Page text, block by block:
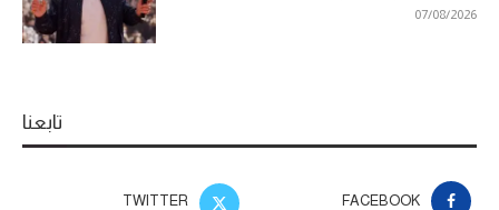
07/08/2026
تابعنا
FACEBOOK
TWITTER